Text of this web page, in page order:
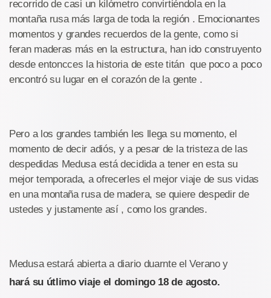
recorrido de casi un kilómetro convirtiéndola en la
montaña rusa más larga de toda la región . Emocionantes
momentos y grandes recuerdos de la gente, como si
feran maderas más en la estructura, han ido construyento
desde entoncces la historia de este titán que poco a poco
encontró su lugar en el corazón de la gente .
Pero a los grandes también les llega su momento, el
momento de decir adiós, y a pesar de la tristeza de las
despedidas Medusa está decidida a tener en esta su
mejor temporada, a ofrecerles el mejor viaje de sus vidas
en una montaña rusa de madera, se quiere despedir de
ustedes y justamente así , como los grandes.
Medusa estará abierta a diario duarnte el Verano y
hará su útlimo viaje el domingo 18 de agosto.